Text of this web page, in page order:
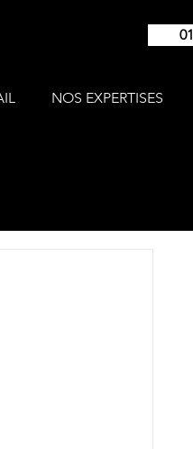
NOS EXPERTISES